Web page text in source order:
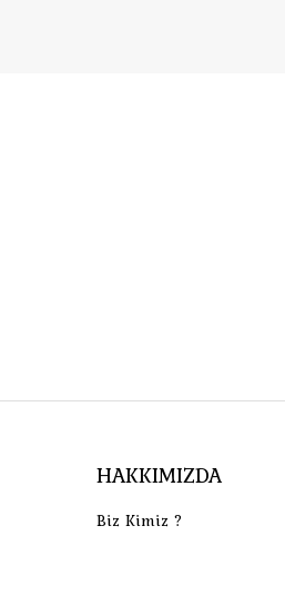
HAKKIMIZDA
Biz Kimiz ?